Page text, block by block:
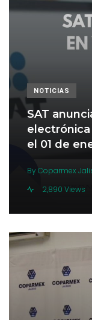
NOTICIAS
SAT
el 01 de
By Coparmex
2,890 Views